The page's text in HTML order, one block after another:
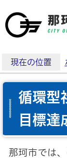
現在の位置
循環型
目標達
那珂市では